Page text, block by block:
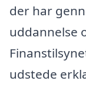
der har
uddannelse
udstede